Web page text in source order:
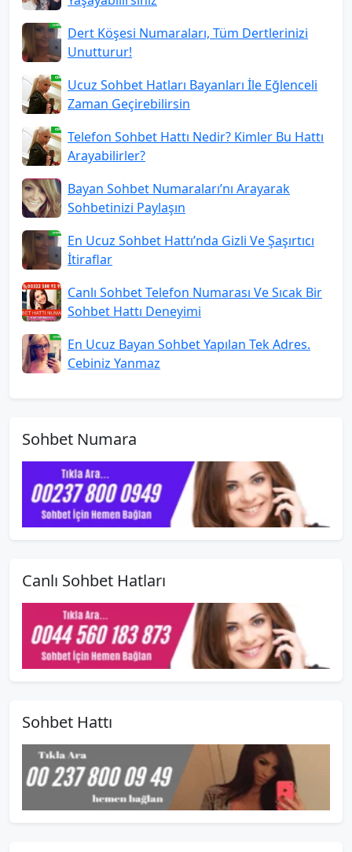
Dert Köşesi Numaraları, Tüm Dertlerinizi
Unutturur!
Ucuz Sohbet Hatları Bayanları İle Eğlenceli
Zaman Geçirebilirsin
Telefon Sohbet Hattı Nedir? Kimler Bu Hattı
Arayabilirler?
Bayan Sohbet Numaraları’nı Arayarak
Sohbetinizi Paylaşın
En Ucuz Sohbet Hattı’nda Gizli Ve Şaşırtıcı
İtiraflar
Canlı Sohbet Telefon Numarası Ve Sıcak Bir
Sohbet Hattı Deneyimi
En Ucuz Bayan Sohbet Yapılan Tek Adres.
Cebiniz Yanmaz
Sohbet Numara
Canlı Sohbet Hatları
Sohbet Hattı